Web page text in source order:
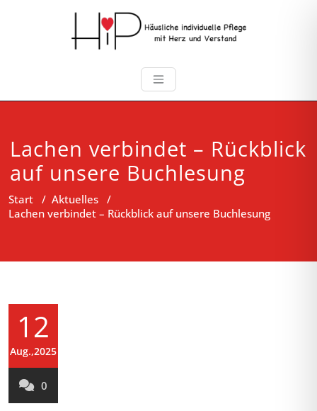
Lachen verbindet – Rückblick
auf unsere Buchlesung
Start / Aktuelles /
Lachen verbindet – Rückblick auf unsere Buchlesung
12
Aug.,2025
0